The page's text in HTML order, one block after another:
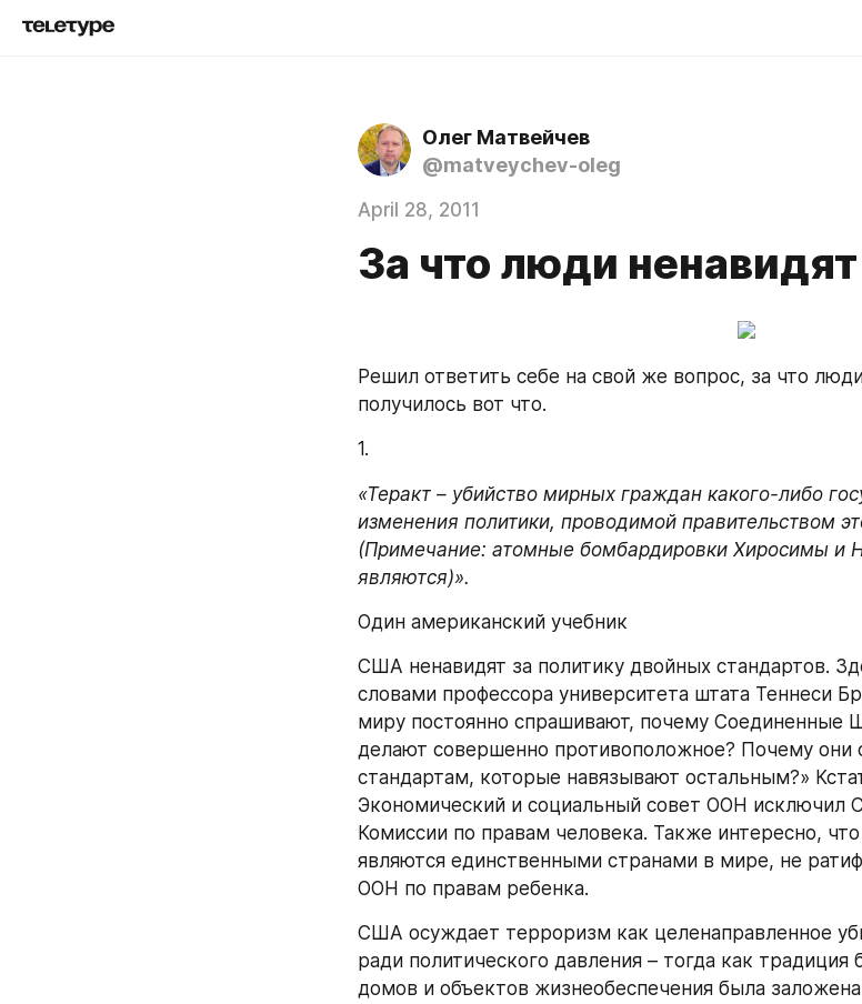
Олег Матвейчев
@matveychev-oleg
April 28, 2011
За что люди
Решил ответить себе на свой же вопрос, за что
получилось вот что.
1.
«Теракт – убийство мирных граждан какого-либо
изменения политики, проводимой правительством
(Примечание: атомные бомбардировки Хиросимы и
являются)».
Один американский учебник
США ненавидят за политику двойных стандартов.
словами профессора университета штата Теннеси
миру постоянно спрашивают, почему Соединенные
делают совершенно противоположное? Почему они
стандартам, которые навязывают остальным?»
Экономический и социальный совет ООН исключил
Комиссии по правам человека. Также интересно,
являются единственными странами в мире, не
ООН по правам ребенка.
США осуждает терроризм как целенаправленное
ради политического давления – тогда как
домов и объектов жизнеобеспечения была